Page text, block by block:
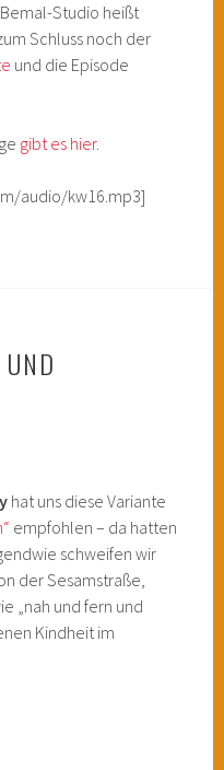
Studio heißt
Schluss noch der
und die Episode
gibt es hier.
audio/kw16.mp3]
hat uns diese Variante
empfohlen – da hatten
schweifen wir
der Sesamstraße,
„nah und fern und
Kindheit im